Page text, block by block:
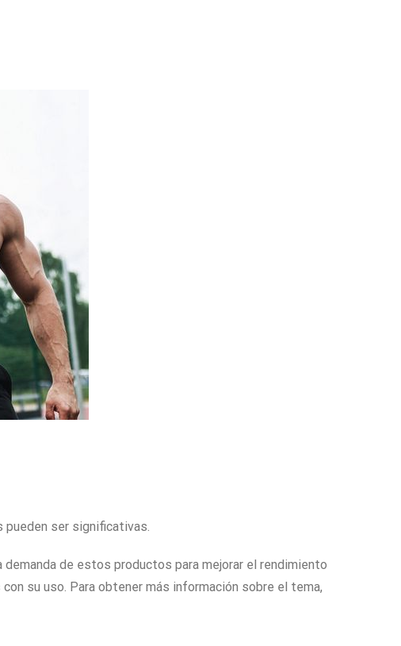
ser significativas.
de estos productos para mejorar el rendimiento
su uso. Para obtener más información sobre el tema,